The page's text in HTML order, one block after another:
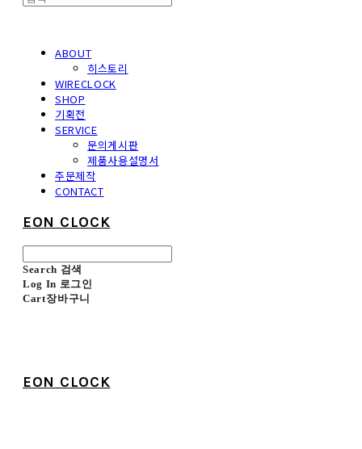
ABOUT
히스토리
WIRECLOCK
SHOP
기획전
SERVICE
문의게시판
제품사용설명서
주문제작
CONTACT
EON CLOCK
Search 검색
Log In 로그인
Cart장바구니
EON CLOCK